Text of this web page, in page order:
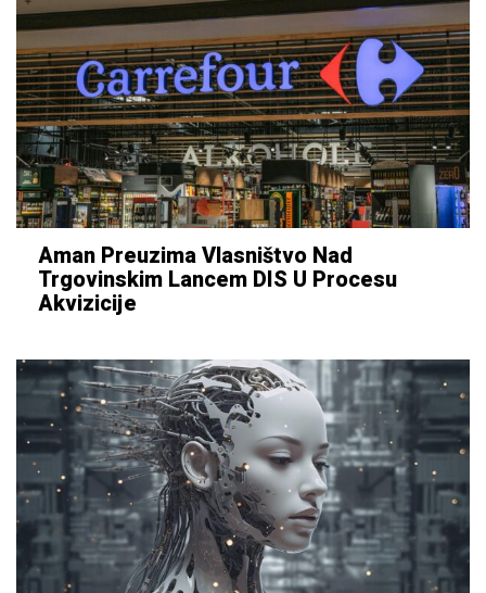
Aman Preuzima Vlasništvo Nad
Trgovinskim Lancem DIS U Procesu
Akvizicije